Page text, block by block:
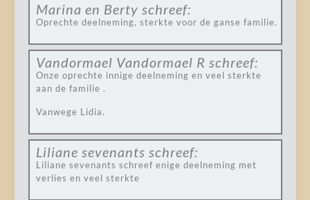
Marina en Berty schreef:
Oprechte deelneming, sterkte voor de ganse familie.
Vandormael Vandormael R schreef:
Onze oprechte innige deelneming en veel sterkte
aan de familie .
Vanwege Lidia.
Liliane sevenants schreef:
Liliane sevenants schreef enige deelneming met
verlies en veel sterkte